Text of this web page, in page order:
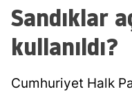
Sandıklar
kullanıldı?
Cumhuriyet Halk